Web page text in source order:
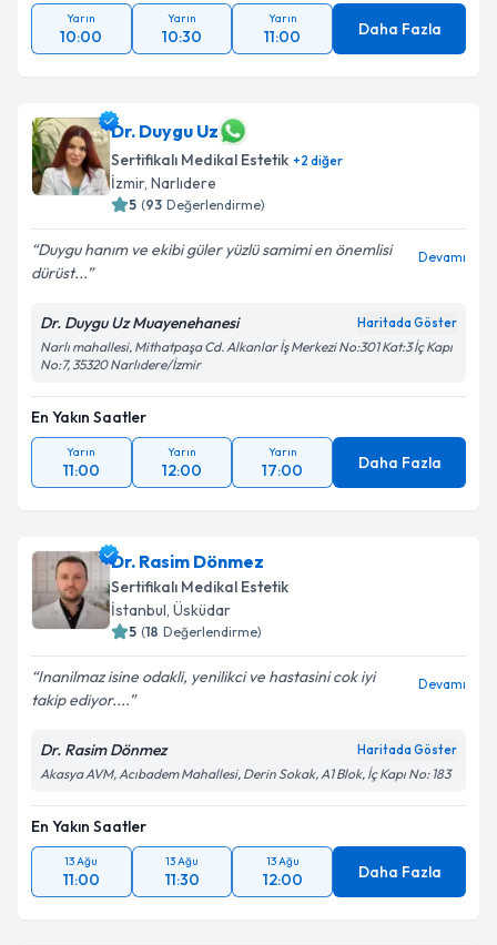
Yarın
10:00
Yarın
10:30
Yarın
11:00 Daha Fazla
Dr. Duygu Uz
Sertifikalı Medikal Estetik +2 diğer
İzmir, Narlıdere
5 (93 Değerlendirme)
Duygu hanım ve ekibi güler yüzlü samimi en önemlisi
dürüst...
Devamı
Dr. Duygu Uz Muayenehanesi Haritada Göster
Narlı mahallesi, Mithatpaşa Cd. Alkanlar İş Merkezi No:301 Kat:3 İç Kapı
No:7, 35320 Narlıdere/İzmir
En Yakın Saatler
Yarın
11:00
Yarın
12:00
Yarın
17:00 Daha Fazla
Dr. Rasim Dönmez
Sertifikalı Medikal Estetik
İstanbul, Üsküdar
5 (18 Değerlendirme)
Inanilmaz isine odakli, yenilikci ve hastasini cok iyi
takip ediyor....
Devamı
Dr. Rasim Dönmez Haritada Göster
Akasya AVM, Acıbadem Mahallesi, Derin Sokak, A1 Blok, İç Kapı No: 183
En Yakın Saatler
13 Ağu
11:00
13 Ağu
11:30
13 Ağu
12:00 Daha Fazla